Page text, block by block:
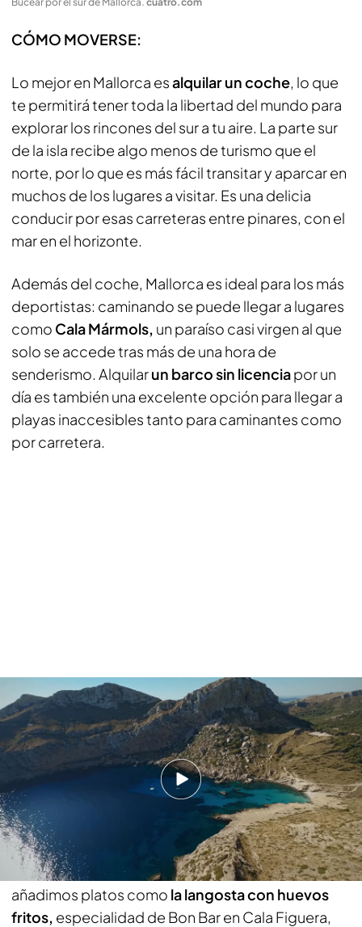
CÓMO MOVERSE:
Lo mejor en Mallorca esalquilar un coche, lo que
te permitirá tener toda la libertad del mundo para
explorar los rincones del sur a tu aire. La parte sur
de la isla recibe algo menos de turismo que el
norte, por lo que es más fácil transitar y aparcar en
muchos de los lugares a visitar. Es una delicia
conducir por esas carreteras entre pinares, con el
mar en el horizonte.
Además del coche, Mallorca es ideal para los más
deportistas: caminando se puede llegar a lugares
como Cala Mármols, un paraíso casi virgen al que
solo se accede tras más de una hora de
senderismo. Alquilarun barco sin licenciapor un
día es también una excelente opción para llegar a
playas inaccesibles tanto para caminantes como
por carretera.
Descubre la Cala Mármols y la Cala Delta: dos auténticos paraísos del sur
de Mallorca
ABRIR BOCA:
Decimos “abrir boca”, pero en realidad en
Mallorca no la cerrarás, porque su gastronomía es
única y exquisita. Los embutidos, la sobrasada y,
por supuesto, la ensaimada son motivos
suficientes para visitar la isla. Pero si a eso
añadimos platos como la langosta con huevos
fritos, especialidad de Bon Bar en Cala Figuera,